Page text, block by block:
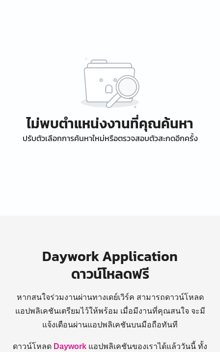
ไม่พบตำแหน่งงานที่คุณค้นหา
ปรับตัวเลือกการค้นหาใหม่หรือตรวจสอบตัวสะกดอีกครั้ง
Daywork Application
ดาวน์โหลดฟรี
หากสนใจร่วมงานผ่านทางเดย์เวิร์ค สามารถดาวน์โหลด
แอปพลิเคชันเตรียมไว้ให้พร้อม เมื่อมีงานที่คุณสนใจ จะมี
แจ้งเตือนผ่านแอปพลิเคชันบนมือถือทันที
ดาวน์โหลด Daywork แอปพลิเคชันของเราได้แล้ววันนี้ ทั้ง